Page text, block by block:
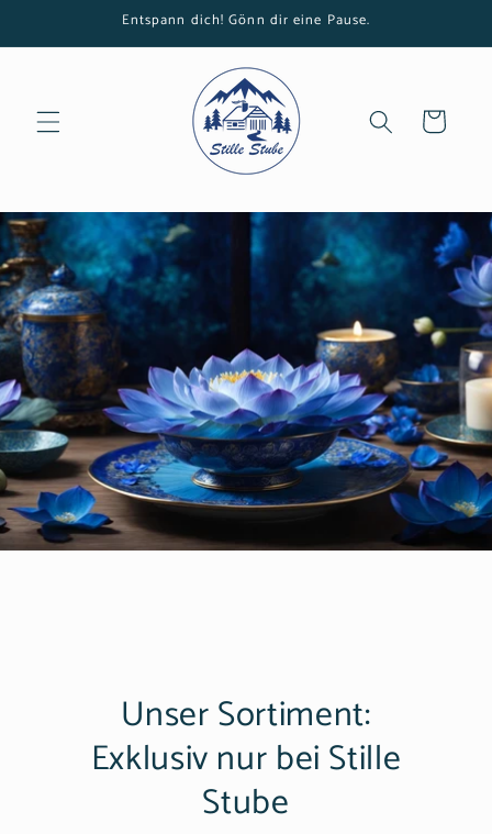
Inhalt
Entspann dich! Gönn dir eine Pause.
Warenkorb
Unser Sortiment:
Exklusiv nur bei Stille
Stube